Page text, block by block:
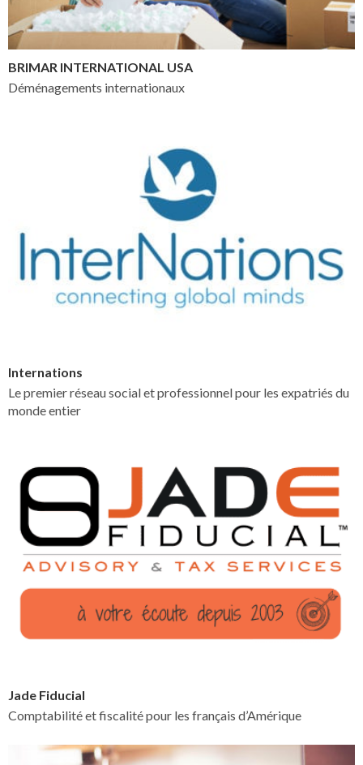
BRIMAR INTERNATIONAL USA
Déménagements internationaux
Internations
Le premier réseau social et professionnel pour les expatriés du
monde entier
Jade Fiducial
Comptabilité et fiscalité pour les français d’Amérique